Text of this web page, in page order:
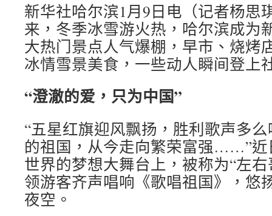
新华社哈尔滨1月9日电（记者杨思
来，冬季冰雪游火热，哈尔滨成为
大热门景点人气爆棚，早市、烧烤
冰情雪景美食，一些动人瞬间登上
“澄澈的爱，只为中国”
“五星红旗迎风飘扬，胜利歌声多
的祖国，从今走向繁荣富强……”近
世界的梦想大舞台上，被称为“左
领游客齐声唱响《歌唱祖国》，悠
夜空。